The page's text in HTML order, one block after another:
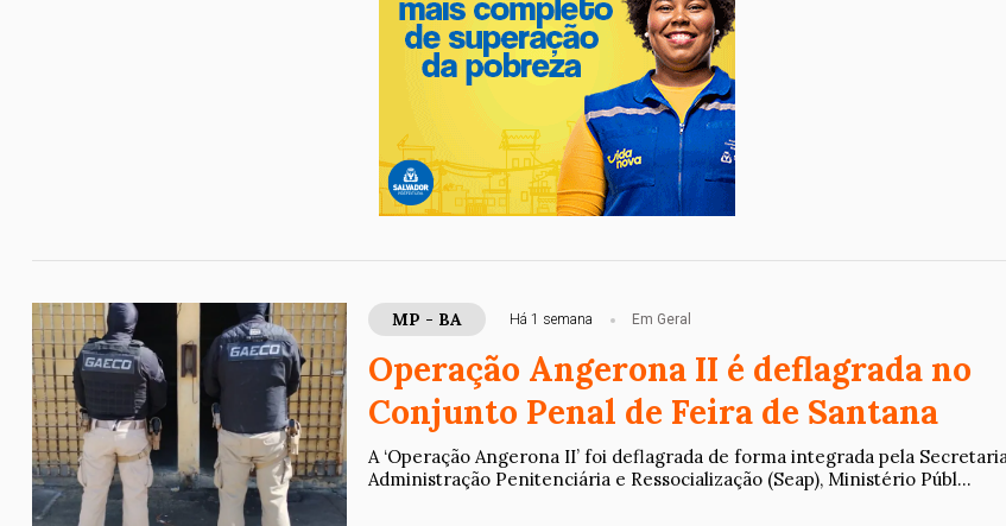
MP - BA Há 1 semana Em Geral
Operação Angerona II é deflagrada no
Conjunto Penal de Feira de Santana
A ‘Operação Angerona II’ foi deflagrada de forma integrada pela
Administração Penitenciária e Ressocialização (Seap), Ministério Públ...